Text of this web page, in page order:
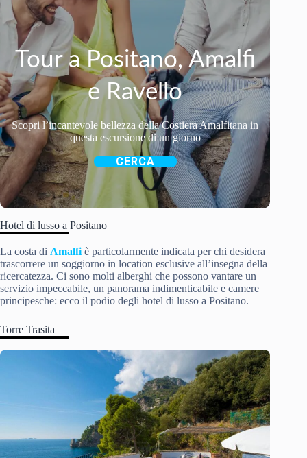
Tour a Positano, Amalfi
e Ravello
Scopri l’incantevole bellezza della Costiera Amalfitana in
questa escursione di un giorno
CERCA
Hotel di lusso a Positano
La costa di Amalfi è particolarmente indicata per chi desidera
trascorrere un soggiorno in location esclusive all’insegna della
ricercatezza. Ci sono molti alberghi che possono vantare un
servizio impeccabile, un panorama indimenticabile e camere
principesche: ecco il podio degli hotel di lusso a Positano.
Torre Trasita